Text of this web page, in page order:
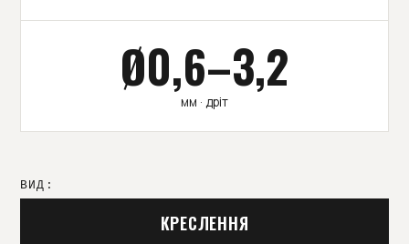
Ø0,6–3,2
мм · дріт
ВИД:
КРЕСЛЕННЯ